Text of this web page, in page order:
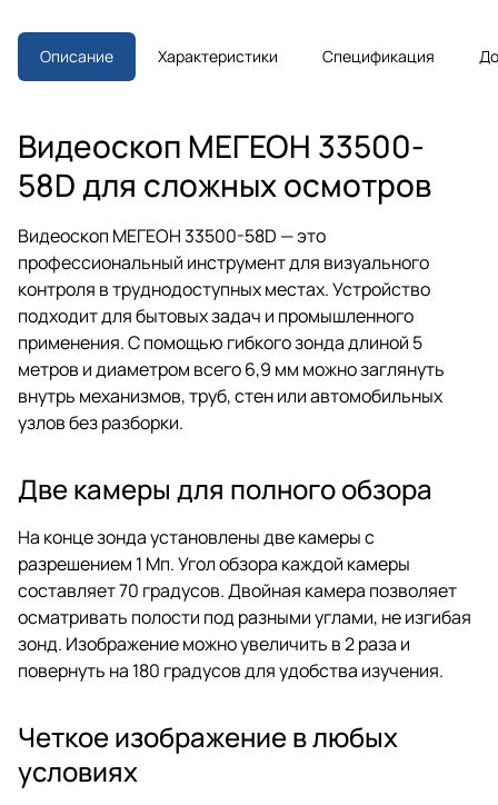
светодиодной подсветкой и
защитой IP67. Автономное
питание и ударопрочный кейс.
Описание Характеристики Спецификация
Видеоскоп МЕГЕОН 33500-
58D для сложных осмотров
Видеоскоп МЕГЕОН 33500-58D — это
профессиональный инструмент для визуального
контроля в труднодоступных местах. Устройство
подходит для бытовых задач и промышленного
применения. С помощью гибкого зонда длиной 5
метров и диаметром всего 6,9 мм можно заглянуть
внутрь механизмов, труб, стен или автомобильных
узлов без разборки.
Две камеры для полного обзора
На конце зонда установлены две камеры с
разрешением 1 Мп. Угол обзора каждой камеры
составляет 70 градусов. Двойная камера позволяет
осматривать полости под разными углами, не изгибая
зонд. Изображение можно увеличить в 2 раза и
повернуть на 180 градусов для удобства изучения.
Четкое изображение в любых
условиях